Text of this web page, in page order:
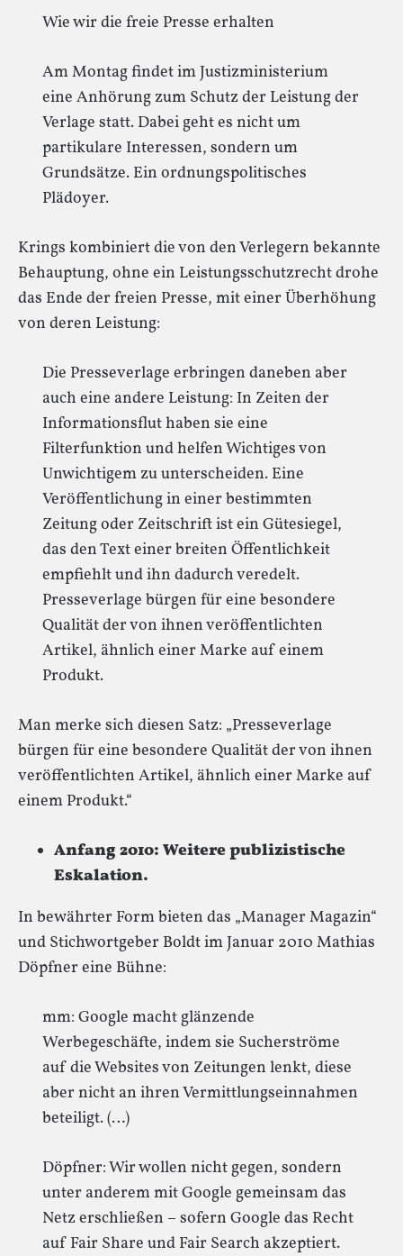
Wie wir die freie Presse erhalten
Am Montag findet im Justizministerium
eine Anhörung zum Schutz der Leistung der
Verlage statt. Dabei geht es nicht um
partikulare Interessen, sondern um
Grundsätze. Ein ordnungspolitisches
Plädoyer.
Krings kombiniert die von den Verlegern bekannte
Behauptung, ohne ein Leistungsschutzrecht drohe
das Ende der freien Presse, mit einer Überhöhung
von deren Leistung:
Die Presseverlage erbringen daneben aber
auch eine andere Leistung: In Zeiten der
Informationsflut haben sie eine
Filterfunktion und helfen Wichtiges von
Unwichtigem zu unterscheiden. Eine
Veröffentlichung in einer bestimmten
Zeitung oder Zeitschrift ist ein Gütesiegel,
das den Text einer breiten Öffentlichkeit
empfiehlt und ihn dadurch veredelt.
Presseverlage bürgen für eine besondere
Qualität der von ihnen veröffentlichten
Artikel, ähnlich einer Marke auf einem
Produkt.
Man merke sich diesen Satz: „Presseverlage
bürgen für eine besondere Qualität der von ihnen
veröffentlichten Artikel, ähnlich einer Marke auf
einem Produkt.“
Anfang 2010: Weitere publizistische
Eskalation.
In bewährter Form bieten das „Manager Magazin“
und Stichwortgeber Boldt im Januar 2010 Mathias
Döpfner eine Bühne:
mm: Google macht glänzende
Werbegeschäfte, indem sie Sucherströme
auf die Websites von Zeitungen lenkt, diese
aber nicht an ihren Vermittlungseinnahmen
beteiligt. (…)
Döpfner: Wir wollen nicht gegen, sondern
unter anderem mit Google gemeinsam das
Netz erschließen – sofern Google das Recht
auf Fair Share und Fair Search akzeptiert.